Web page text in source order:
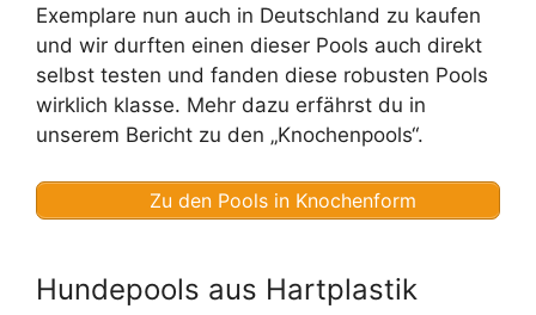
Exemplare nun auch in Deutschland zu kaufen
und wir durften einen dieser Pools auch direkt
selbst testen und fanden diese robusten Pools
wirklich klasse. Mehr dazu erfährst du in
unserem Bericht zu den „Knochenpools“.
Zu den Pools in Knochenform
Hundepools aus Hartplastik